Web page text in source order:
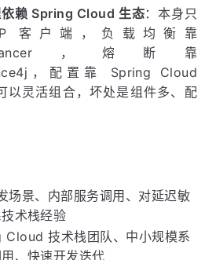
赖 Spring Cloud 生态：本身只
客户端，负载均衡靠
，熔断靠
，配置靠 Spring Cloud
以灵活组合，坏处是组件多、配
场景、内部服务调用、对延迟敏
术栈经验
Cloud 技术栈团队、中小规模系
、快速开发迭代